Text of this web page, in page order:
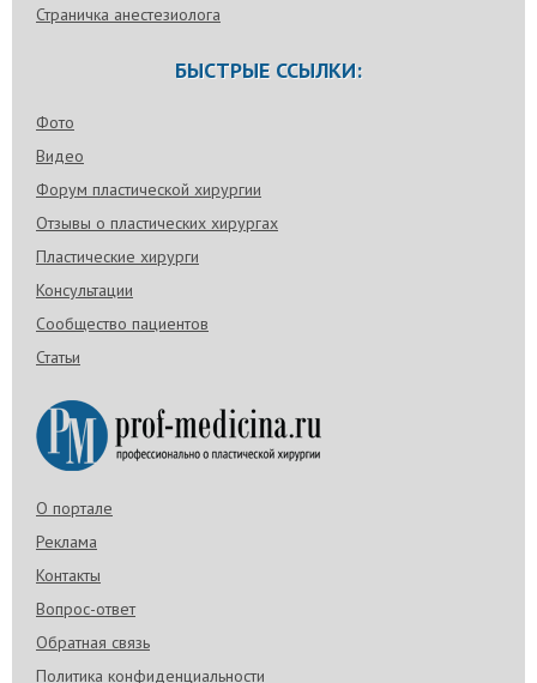
Страничка анестезиолога
БЫСТРЫЕ ССЫЛКИ:
Фото
Видео
Форум пластической хирургии
Отзывы о пластических хирургах
Пластические хирурги
Консультации
Сообщество пациентов
Статьи
О портале
Реклама
Контакты
Вопрос-ответ
Обратная связь
Политика конфиденциальности